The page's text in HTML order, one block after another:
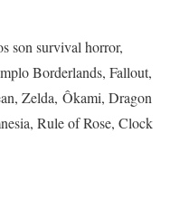
son survival horror,
Borderlands, Fallout,
Zelda, Ôkami, Dragon
Rule of Rose, Clock